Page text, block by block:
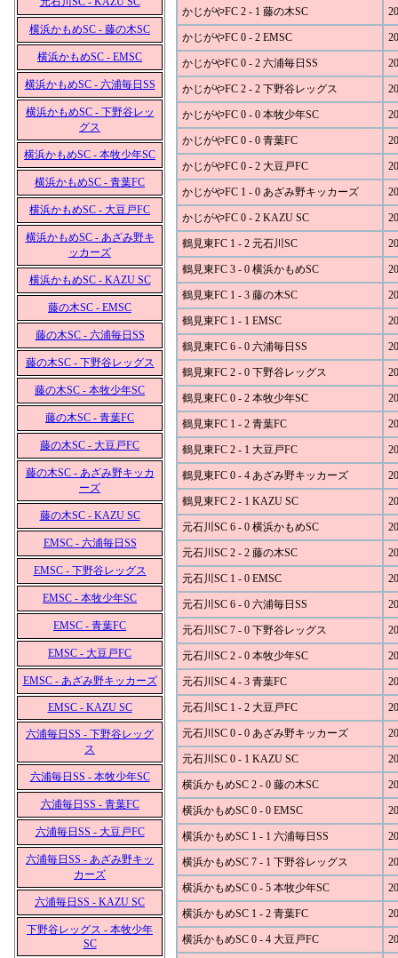
横浜かもめSC - 藤の木SC
横浜かもめSC - EMSC
横浜かもめSC - 六浦毎日SS
横浜かもめSC - 下野谷レッ
グス
横浜かもめSC - 本牧少年SC
横浜かもめSC - 青葉FC
横浜かもめSC - 大豆戸FC
横浜かもめSC - あざみ野キ
ッカーズ
横浜かもめSC - KAZU SC
藤の木SC - EMSC
藤の木SC - 六浦毎日SS
藤の木SC - 下野谷レッグス
藤の木SC - 本牧少年SC
藤の木SC - 青葉FC
藤の木SC - 大豆戸FC
藤の木SC - あざみ野キッカ
ーズ
藤の木SC - KAZU SC
EMSC - 六浦毎日SS
EMSC - 下野谷レッグス
EMSC - 本牧少年SC
EMSC - 青葉FC
EMSC - 大豆戸FC
EMSC - あざみ野キッカーズ
EMSC - KAZU SC
六浦毎日SS - 下野谷レッグ
ス
六浦毎日SS - 本牧少年SC
六浦毎日SS - 青葉FC
六浦毎日SS - 大豆戸FC
六浦毎日SS - あざみ野キッ
カーズ
六浦毎日SS - KAZU SC
下野谷レッグス - 本牧少年
SC
かじがやFC 2 - 1 藤の木SC
かじがやFC 0 - 2 EMSC
かじがやFC 0 - 2 六浦毎日SS
かじがやFC 2 - 2 下野谷レッグス
かじがやFC 0 - 0 本牧少年SC
かじがやFC 0 - 0 青葉FC
かじがやFC 0 - 2 大豆戸FC
かじがやFC 1 - 0 あざみ野キッカーズ
かじがやFC 0 - 2 KAZU SC
鶴見東FC 1 - 2 元石川SC
鶴見東FC 3 - 0 横浜かもめSC
鶴見東FC 1 - 3 藤の木SC
鶴見東FC 1 - 1 EMSC
鶴見東FC 6 - 0 六浦毎日SS
鶴見東FC 2 - 0 下野谷レッグス
鶴見東FC 0 - 2 本牧少年SC
鶴見東FC 1 - 2 青葉FC
鶴見東FC 2 - 1 大豆戸FC
鶴見東FC 0 - 4 あざみ野キッカーズ
鶴見東FC 2 - 1 KAZU SC
元石川SC 6 - 0 横浜かもめSC
元石川SC 2 - 2 藤の木SC
元石川SC 1 - 0 EMSC
元石川SC 6 - 0 六浦毎日SS
元石川SC 7 - 0 下野谷レッグス
元石川SC 2 - 0 本牧少年SC
元石川SC 4 - 3 青葉FC
元石川SC 1 - 2 大豆戸FC
元石川SC 0 - 0 あざみ野キッカーズ
元石川SC 0 - 1 KAZU SC
横浜かもめSC 2 - 0 藤の木SC
横浜かもめSC 0 - 0 EMSC
横浜かもめSC 1 - 1 六浦毎日SS
横浜かもめSC 7 - 1 下野谷レッグス
横浜かもめSC 0 - 5 本牧少年SC
横浜かもめSC 1 - 2 青葉FC
横浜かもめSC 0 - 4 大豆戸FC